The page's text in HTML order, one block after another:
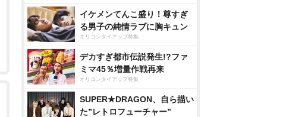
イケメンてんこ盛り！尊すぎ
る男子の純情ラブに胸キュン
オリコンタイアップ特集
デカすぎ都市伝説発生!?ファ
ミマ45％増量作戦再来
オリコンタイアップ特集
SUPER★DRAGON、自ら描い
た”レトロフューチャー”